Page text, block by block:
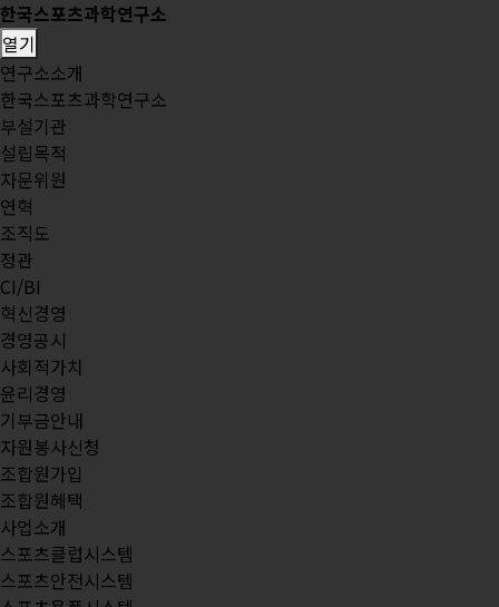
한국스포츠과학연구소
열기
연구소소개
한국스포츠과학연구소
부설기관
설립목적
자문위원
연혁
조직도
정관
CI/BI
혁신경영
경영공시
사회적가치
윤리경영
기부금안내
자원봉사신청
조합원가입
조합원혜택
사업소개
스포츠클럽시스템
스포츠안전시스템